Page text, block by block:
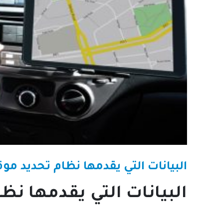
البيانات التي يقدمها نظام تحديد
البيانات التي يقدمها